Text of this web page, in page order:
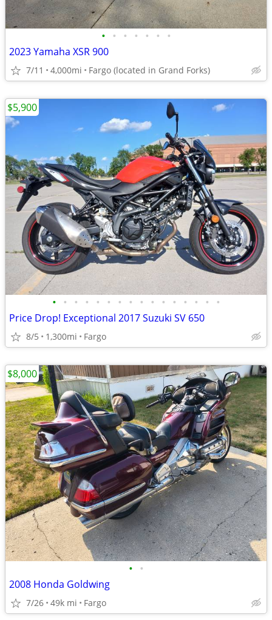
• • • • • • •
2023 Yamaha XSR 900
7/11 4,000mi Fargo (located in Grand Forks)
• • • • • • • • • • • • • • • •
Price Drop! Exceptional 2017 Suzuki SV 650
8/5 1,300mi Fargo
$5,900
• •
2008 Honda Goldwing
7/26 49k mi Fargo
$8,000